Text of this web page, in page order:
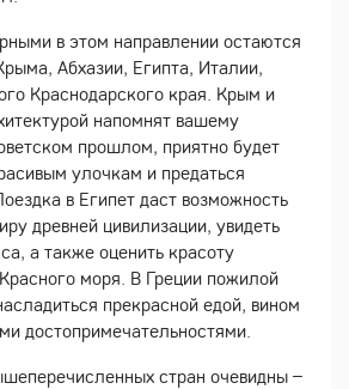
в этом направлении остаются
Абхазии, Египта, Италии,
Краснодарского края. Крым и
напомнят вашему
прошлом, приятно будет
улочкам и предаться
в Египет даст возможность
древней цивилизации, увидеть
а также оценить красоту
моря. В Греции пожилой
прекрасной едой, вином
достопримечательностями.
стран очевидны –